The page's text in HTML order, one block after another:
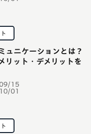
15
01
ュニケーションとは？
リット・デメリットを